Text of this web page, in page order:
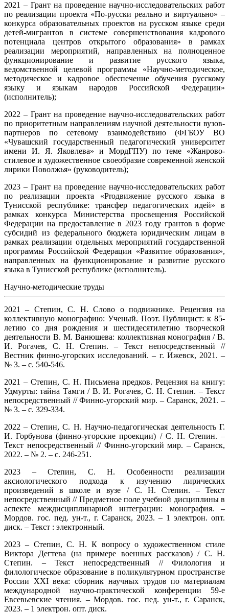
2021 – Грант на проведение научно-исследовательских работ
по реализации проекта «По-русски реально и виртуально» –
конкурса образовательных проектов на русском языке среди
детей-мигрантов в системе совершенствования кадрового
потенциала центров открытого образования» в рамках
реализации мероприятий, направленных на полноценное
функционирование и развитие русского языка,
ведомственной целевой программы «Научно-методическое,
методическое и кадровое обеспечение обучения русскому
языку и языкам народов Российской Федерации»
(исполнитель);
2022 – Грант на проведение научно-исследовательских работ
по приоритетным направлениям научной деятельности вузов-
партнеров по сетевому взаимодействию (ФГБОУ ВО
«Чувашский государственный педагогический университет
имени И. Я. Яковлева» и МордГПУ) по теме «Жанрово-
стилевое и художественное своеобразие современной женской
лирики Поволжья» (руководитель);
2023 – Грант на проведение научно-исследовательских работ
по реализации проекта «Рroдвижение русского языка в
Тунисской республике: трансфер педагогических идей» в
рамках конкурса Министерства просвещения Российской
Федерации на предоставление в 2023 году грантов в форме
субсидий из федерального бюджета юридическим лицам в
рамках реализации отдельных мероприятий государственной
программы Российской Федерации «Развитие образования»,
направленных на функционирование и развитие русского
языка в Тунисской республике (исполнитель).
Научно-методические труды
2021 – Степин, С. Н. Слово о подвижнике. Рецензия на
коллективную монографию: Ученый. Поэт. Публицист: к 85-
летию со дня рождения и шестидесятилетию творческой
деятельности В. М. Ванюшева: коллективная мо­нография / В.
И. Рогачев, С. Н. Степин. – Текст непосредственный //
Вестник финно-угорских исследований. – г. Ижевск, 2021. –
№ 3. – с. 540-546.
2021 – Степин, С. Н. Письмена предков. Рецензия на книгу:
Удмурты: тайна Тамги / В. И. Рогачев, С. Н. Степин. – Текст
непосредственный // Финно-угорский мир. – Саранск, 2021. –
№ 3. – с. 329-334.
2022 – Степин, С. Н. Научно-педагогическая деятельность Г.
И. Горбунова (финно-угорские проекции) / С. Н. Степин. –
Текст непосредственный // Финно-угорский мир. – Саранск,
2022. – № 2. – с. 246-251.
2023 – Степин, С. Н. Особенности реализации
аксиологического подхода к изучению лирических
произведений в школе и вузе / С. Н. Степин. – Текст
непосредственный // Предметное поле учебной дисциплины в
аспекте междисциплинарной интеграции: монография. –
Мордов. гос. пед. ун-т., г. Саранск, 2023. – 1 электрон. опт.
диск. – Текст : электронный.
2023 – Степин, С. Н. К вопросу о художественном стиле
Виктора Дегтева (на примере военных рассказов) / С. Н.
Степин. – Текст непосредственный // Филология и
филологическое образование в поликультурном пространстве
России XXI века: сборник научных трудов по материалам
международной научно-практической конференции 59-е
Евсевьевские чтения. – Мордов. гос. пед. ун-т., г. Саранск,
2023. – 1 электрон. опт. диск.